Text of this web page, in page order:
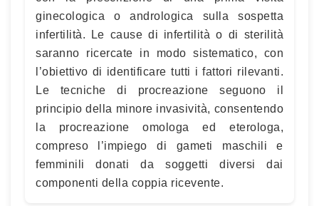
ginecologica o andrologica sulla sospetta
infertilità. Le cause di infertilità o di sterilità
saranno ricercate in modo sistematico, con
l’obiettivo di identificare tutti i fattori rilevanti.
Le tecniche di procreazione seguono il
principio della minore invasività, consentendo
la procreazione omologa ed eterologa,
compreso l’impiego di gameti maschili e
femminili donati da soggetti diversi dai
componenti della coppia ricevente.